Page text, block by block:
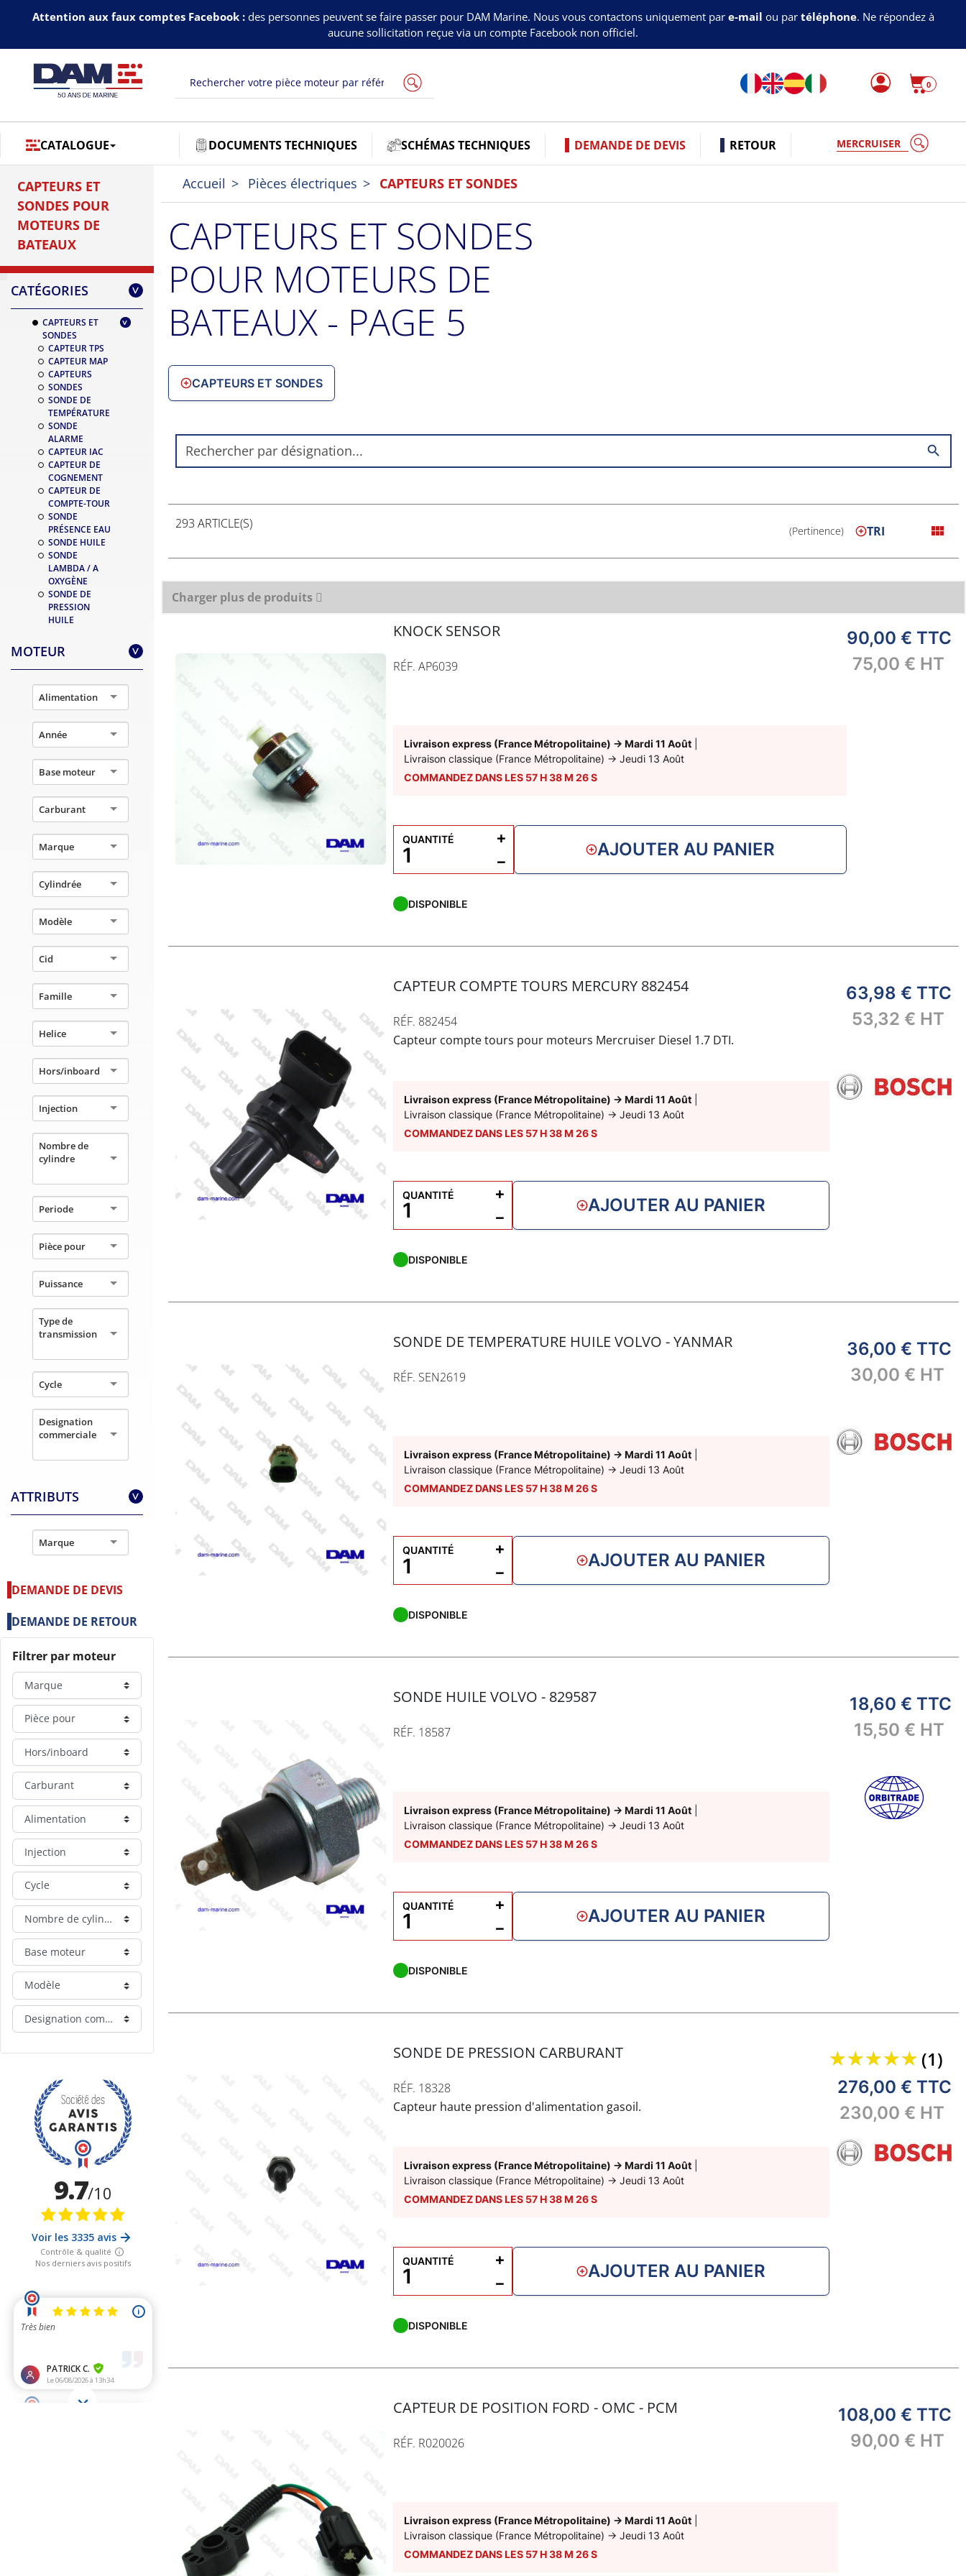
Attention aux faux comptes Facebook :des personnes peuvent se faire passer pour DAM Marine. Nous vous contactons uniquement par e-mail ou par téléphone. Ne répondez à
aucune sollicitation reçue via un compte Facebook non officiel.
0
CATALOGUE DOCUMENTS TECHNIQUES SCHÉMAS TECHNIQUES DEMANDE DE DEVIS RETOUR
CAPTEURS ET
SONDES POUR
MOTEURS DE
BATEAUX
CATÉGORIES >
CAPTEURS ET
SONDES
CAPTEUR TPS
CAPTEUR MAP
CAPTEURS
SONDES
SONDE DE
TEMPÉRATURE
SONDE
ALARME
CAPTEUR IAC
CAPTEUR DE
COGNEMENT
CAPTEUR DE
COMPTE-TOUR
SONDE
PRÉSENCE EAU
SONDE HUILE
SONDE
LAMBDA / A
OXYGÈNE
SONDE DE
PRESSION
HUILE
MOTEUR >
Alimentation
Année
Base moteur
Carburant
Marque
Cylindrée
Modèle
Cid
Famille
Helice
Hors/inboard
Injection
Nombre de
cylindre
Periode
Pièce pour
Puissance
Type de
transmission
Cycle
Designation
commerciale
ATTRIBUTS >
Marque
DEMANDE DE DEVIS
DEMANDE DE RETOUR
Filtrer par moteur
Marque
Pièce pour
Hors/inboard
Carburant
Alimentation
Injection
Cycle
Nombre de cylindre
Base moteur
Modèle
Designation commerciale
Accueil Pièces électriques CAPTEURS ET SONDES
CAPTEURS ET SONDES
POUR MOTEURS DE
BATEAUX - PAGE 5
CAPTEURS ET SONDES
search
293 ARTICLE(S) (Pertinence) TRI view_module
Charger plus de produits
KNOCK SENSOR
RÉF. AP6039
Livraison express (France Métropolitaine) → Mardi 11 Août
Livraison classique (France Métropolitaine) → Jeudi 13 Août
COMMANDEZ DANS LES 57H38M25S
DISPONIBLE
90,00 € TTC
75,00 € HT
QUANTITÉ
−
+
AJOUTER AU PANIER
CAPTEUR COMPTE TOURS MERCURY 882454
RÉF. 882454
Capteur compte tours pour moteurs Mercruiser Diesel 1.7 DTI.
Livraison express (France Métropolitaine) → Mardi 11 Août
Livraison classique (France Métropolitaine) → Jeudi 13 Août
COMMANDEZ DANS LES 57H38M25S
DISPONIBLE
63,98 € TTC
53,32 € HT
QUANTITÉ
−
+
AJOUTER AU PANIER
SONDE DE TEMPERATURE HUILE VOLVO - YANMAR
RÉF. SEN2619
Livraison express (France Métropolitaine) → Mardi 11 Août
Livraison classique (France Métropolitaine) → Jeudi 13 Août
COMMANDEZ DANS LES 57H38M25S
DISPONIBLE
36,00 € TTC
30,00 € HT
QUANTITÉ
−
+
AJOUTER AU PANIER
SONDE HUILE VOLVO - 829587
RÉF. 18587
Livraison express (France Métropolitaine) → Mardi 11 Août
Livraison classique (France Métropolitaine) → Jeudi 13 Août
COMMANDEZ DANS LES 57H38M25S
DISPONIBLE
18,60 € TTC
15,50 € HT
QUANTITÉ
−
+
AJOUTER AU PANIER
SONDE DE PRESSION CARBURANT
RÉF. 18328
Capteur haute pression d'alimentation gasoil.
Livraison express (France Métropolitaine) → Mardi 11 Août
Livraison classique (France Métropolitaine) → Jeudi 13 Août
COMMANDEZ DANS LES 57H38M25S
DISPONIBLE
(1)
276,00 € TTC
230,00 € HT
QUANTITÉ
−
+
AJOUTER AU PANIER
CAPTEUR DE POSITION FORD - OMC - PCM
RÉF. R020026
Livraison express (France Métropolitaine) → Mardi 11 Août
Livraison classique (France Métropolitaine) → Jeudi 13 Août
COMMANDEZ DANS LES 57H38M25S
108,00 € TTC
90,00 € HT